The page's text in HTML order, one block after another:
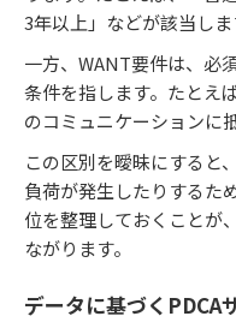
3年以上」などが該当しま
一方、WANT要件は、必
条件を指します。たとえ
のコミュニケーションに
この区別を曖昧にすると
負荷が発生したりするた
位を整理しておくことが
ながります。
データに基づくPDCA